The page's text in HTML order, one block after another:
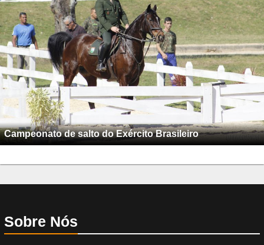
Campeonato de salto do Exército Brasileiro
Sobre Nós